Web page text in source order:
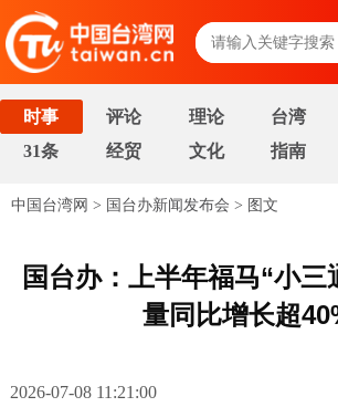
时事 评论 理论 台湾
31条
经贸 文化 指南
中国台湾网 > 国台办新闻发布会 > 图文
国台办：上半年福马“小三
量同比增长超
2026-07-08 11:21:00